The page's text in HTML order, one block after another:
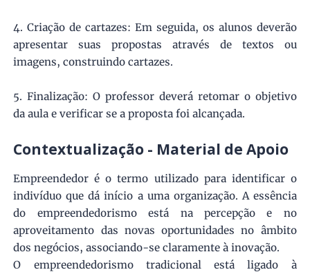
4. Criação de cartazes: Em seguida, os alunos deverão
apresentar suas propostas através de textos ou
imagens, construindo cartazes.
5. Finalização: O professor deverá retomar o objetivo
da aula e verificar se a proposta foi alcançada.
Contextualização - Material de Apoio
Empreendedor é o termo utilizado para identificar o
indivíduo que dá início a uma organização. A essência
do empreendedorismo está na percepção e no
aproveitamento das novas oportunidades no âmbito
dos negócios, associando-se claramente à inovação.
O empreendedorismo tradicional está ligado à